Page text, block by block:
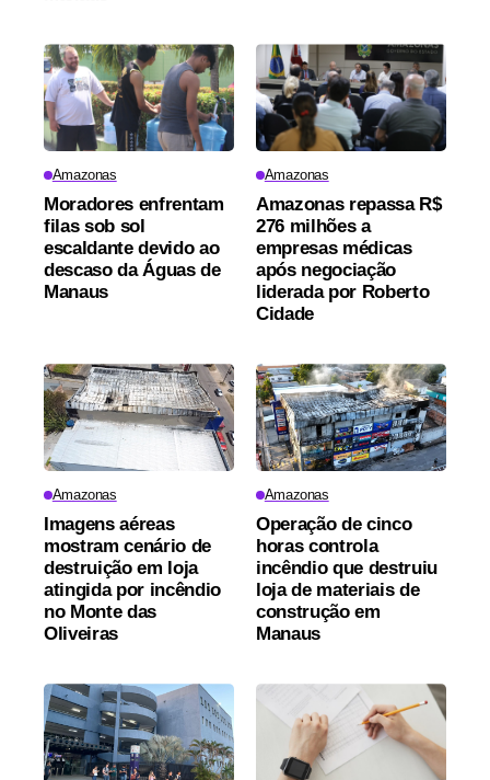
Amazonas
Moradores enfrentam
filas sob sol
escaldante devido ao
descaso da Águas de
Manaus
Amazonas
Amazonas repassa R$
276 milhões a
empresas médicas
após negociação
liderada por Roberto
Cidade
Amazonas
Imagens aéreas
mostram cenário de
destruição em loja
atingida por incêndio
no Monte das
Oliveiras
Amazonas
Operação de cinco
horas controla
incêndio que destruiu
loja de materiais de
construção em
Manaus